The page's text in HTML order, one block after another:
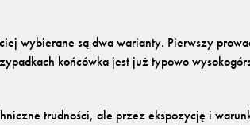
wybierane są dwa warianty. Pierwszy
końcówka jest już typowo
trudności, ale przez ekspozycję i